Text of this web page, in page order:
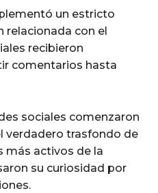
un estricto
relacionada con el
recibieron
comentarios hasta
sociales comenzaron
verdadero trasfondo de
más activos de la
su curiosidad por